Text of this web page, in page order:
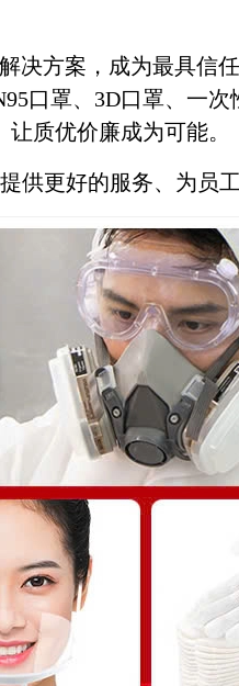
决方案，成为最具信
口罩、3D口罩、一
质优价廉成为可能。
更好的服务、为员